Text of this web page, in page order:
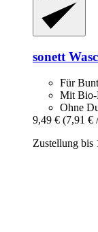
sonett
Für
Mit Bio-
Ohne
9,49 € (7,91 €
Zustellung bis